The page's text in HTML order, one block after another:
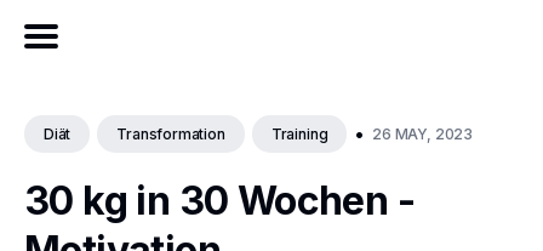
Diät Transformation Training • 26 MAY, 2023
30 kg in 30 Wochen -